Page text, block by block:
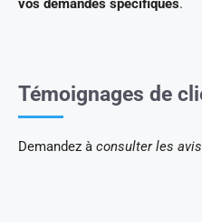
vos demandes spécifiques.
Témoignages de
Demandez à consulter les